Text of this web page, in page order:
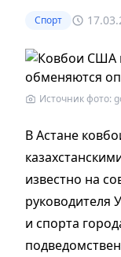
Спорт
Источник фото:
В Астане
известно на
руководителя
и спорта